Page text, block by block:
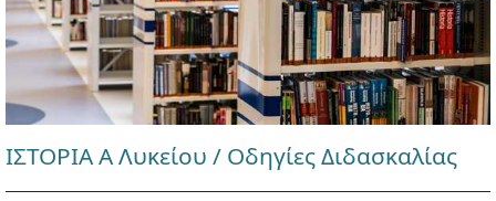
ΙΣΤΟΡΙΑ Α Λυκείου / Οδηγίες Διδασκαλίας